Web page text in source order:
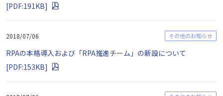
[PDF:191KB]
2018/07/06 その他のお知らせ
RPAの本格導入および「RPA推進チーム」の新設について
[PDF:153KB]